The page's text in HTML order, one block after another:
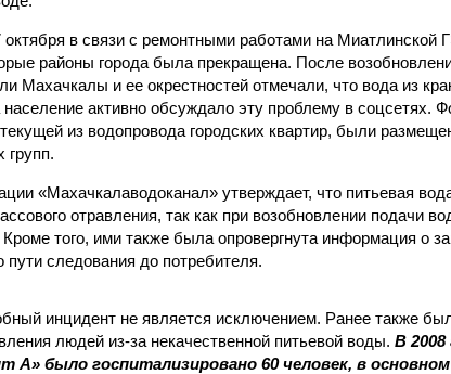
в связи с ремонтными работами на Миатлинской
районы города была прекращена. После
Махачкалы и ее окрестностей отмечали, что вода из
население активно обсуждало эту проблему в соцсетях.
из водопровода городских квартир, были
групп.
«Махачкалаводоканал» утверждает, что питьевая
отравления, так как при возобновлении подачи
Кроме того, ими также была опровергнута информация о
следования до потребителя.
инцидент не является исключением. Ранее также
людей из-за некачественной питьевой воды. В 2008
А» было госпитализировано 60 человек, в